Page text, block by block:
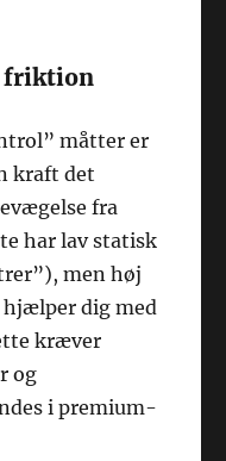
friktion
måtter er
kraft det
fra
har lav statisk
men høj
dig med
kræver
og
i premium-